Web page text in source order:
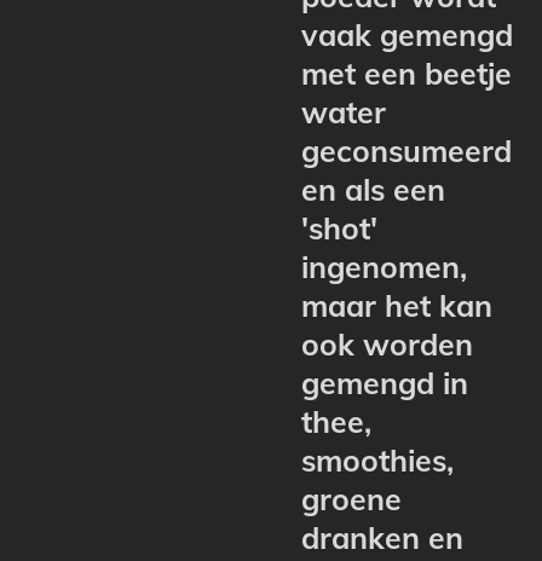
vaak gemengd
met een beetje
water
geconsumeerd
en als een
'shot'
ingenomen,
maar het kan
ook worden
gemengd in
thee,
smoothies,
groene
dranken en